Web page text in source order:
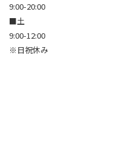
9:00-20:00
■土
9:00-12:00
※日祝休み